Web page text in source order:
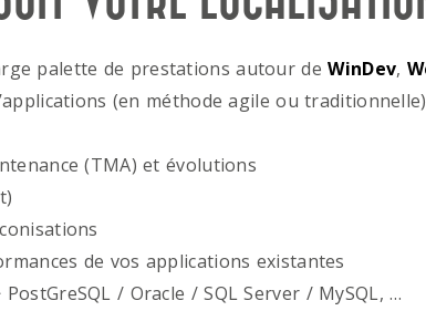
palette de prestations autour deWinDev,
(en méthode agile ou traditionnelle)
(TMA) et évolutions
de vos applications existantes
/ Oracle / SQL Server / MySQL, …